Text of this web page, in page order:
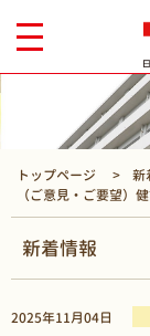
トップページ 新
（ご意見・ご要望）
新着情報
2025年11月04日